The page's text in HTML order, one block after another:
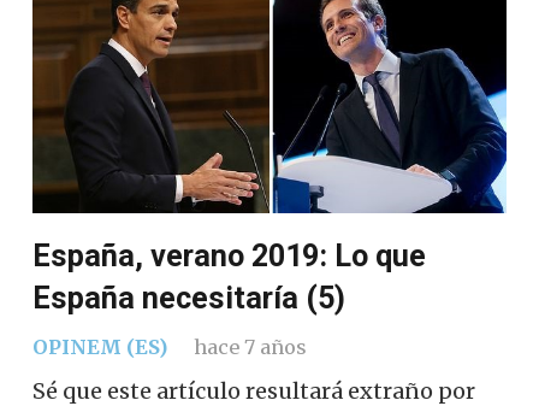
España, verano 2019: Lo que
España necesitaría (5)
OPINEM (ES) hace 7 años
Sé que este artículo resultará extraño por